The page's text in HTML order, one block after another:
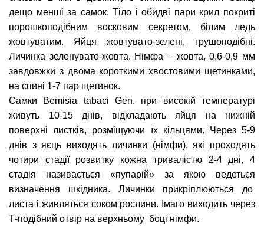
дещо менші за самок. Тіло і обидві пари крил покриті
порошкоподібним восковим секретом, білим ледь
жовтуватим. Яйця жовтувато-зелені, грушоподібні.
Личинка зеленувато-жовта. Німфа – жовта, 0,6-0,9 мм
завдовжки з двома короткими хвостовими щетинками,
на спині 1-7 пар щетинок.
Самки Bemisia tabaci Gen. при високій температурі
живуть 10-15 днів, відкладають яйця на нижній
поверхні листків, розміщуючи їх кільцями. Через 5-9
днів з яєць виходять личинки (німфи), які проходять
чотири стадії розвитку кожна тривалістю 2-4 дні, 4
стадія називається «пупарій» за якою ведеться
визначення шкідника. Личинки прикріплюються до
листа і живляться соком рослини. Імаго виходить через
Т-подібний отвір на верхньому боці німфи.